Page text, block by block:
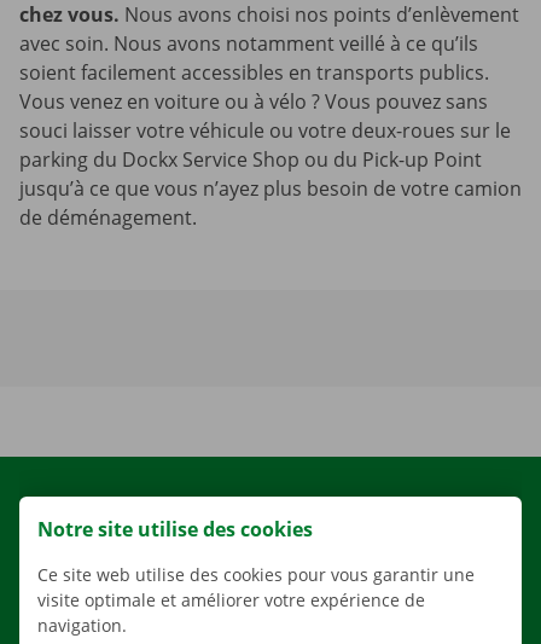
chez vous. Nous avons choisi nos points d’enlèvement
avec soin. Nous avons notamment veillé à ce qu’ils
soient facilement accessibles en transports publics.
Vous venez en voiture ou à vélo ? Vous pouvez sans
souci laisser votre véhicule ou votre deux-roues sur le
parking du Dockx Service Shop ou du Pick-up Point
jusqu’à ce que vous n’ayez plus besoin de votre camion
de déménagement.
LOCATION
NOS VÉHICULES
NOS SERVICES
Notre site utilise des cookies
Ce site web utilise des cookies pour vous garantir une
visite optimale et améliorer votre expérience de
navigation.